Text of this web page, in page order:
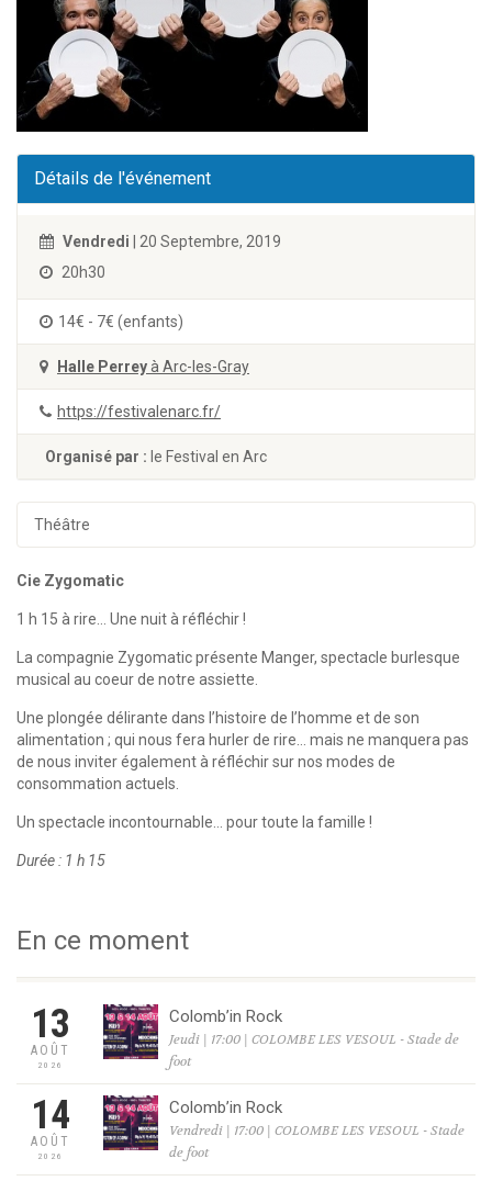
Détails de l'événement
Vendredi | 20 Septembre, 2019
20h30
14€ - 7€ (enfants)
Halle Perreyà Arc-les-Gray
https://festivalenarc.fr/
Organisé par : le Festival en Arc
Théâtre
Cie Zygomatic
1 h 15 à rire… Une nuit à réfléchir !
La compagnie Zygomatic présente Manger, spectacle burlesque
musical au coeur de notre assiette.
Une plongée délirante dans l’histoire de l’homme et de son
alimentation ; qui nous fera hurler de rire… mais ne manquera pas
de nous inviter également à réfléchir sur nos modes de
consommation actuels.
Un spectacle incontournable… pour toute la famille !
Durée : 1 h 15
En ce moment
13
AOÛT
2026
Colomb’in Rock
Jeudi | 17:00 | COLOMBE LES VESOUL - Stade de
foot
14
AOÛT
2026
Colomb’in Rock
Vendredi | 17:00 | COLOMBE LES VESOUL - Stade
de foot